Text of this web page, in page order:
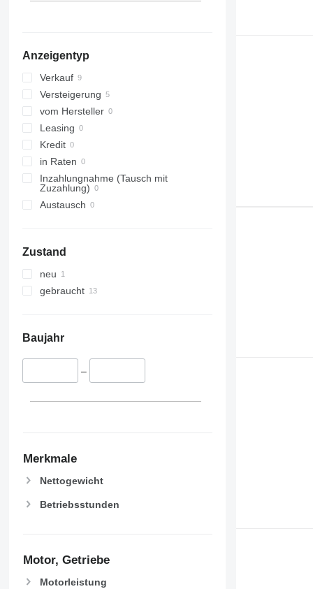
Anzeigentyp
Verkauf
Versteigerung
vom Hersteller
Leasing
Kredit
in Raten
Inzahlungnahme (Tausch mit
Zuzahlung)
Austausch
Zustand
neu
gebraucht
Baujahr
–
Merkmale
Nettogewicht
Betriebsstunden
Motor, Getriebe
Motorleistung